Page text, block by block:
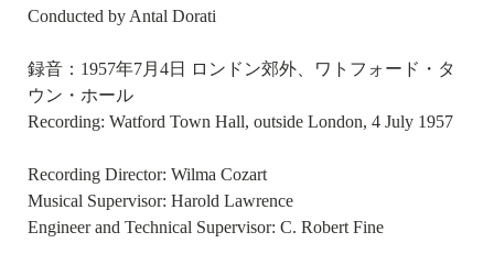
Conducted by Antal Dorati
録音：1957年7月4日 ロンドン郊外、ワトフォード・タ
ウン・ホール
Recording: Watford Town Hall, outside London, 4 July 1957
Recording Director: Wilma Cozart
Musical Supervisor: Harold Lawrence
Engineer and Technical Supervisor: C. Robert Fine